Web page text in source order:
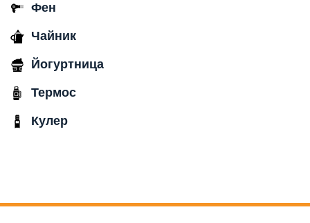
Фен
Чайник
Йогуртница
Термос
Кулер